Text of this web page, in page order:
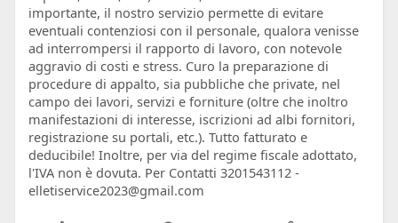
importante, il nostro servizio permette di evitare
eventuali contenziosi con il personale, qualora venisse
ad interrompersi il rapporto di lavoro, con notevole
aggravio di costi e stress. Curo la preparazione di
procedure di appalto, sia pubbliche che private, nel
campo dei lavori, servizi e forniture (oltre che inoltro
manifestazioni di interesse, iscrizioni ad albi fornitori,
registrazione su portali, etc.). Tutto fatturato e
deducibile! Inoltre, per via del regime fiscale adottato,
l'IVA non è dovuta. Per Contatti 3201543112 -
elletiservice2023@gmail.com